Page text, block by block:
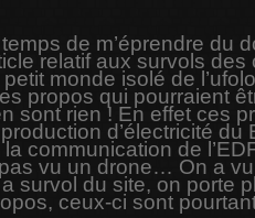
de m’éprendre
relatif aux survols
monde isolé de
propos qui pourraient
sont rien ! En effet ces
d’électricité
communication de
vu un drone… On a
survol du site, on porte
ceux-ci sont